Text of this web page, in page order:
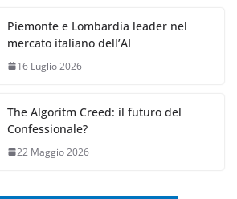
Piemonte e Lombardia leader nel
mercato italiano dell’AI
16 Luglio 2026
The Algoritm Creed: il futuro del
Confessionale?
22 Maggio 2026